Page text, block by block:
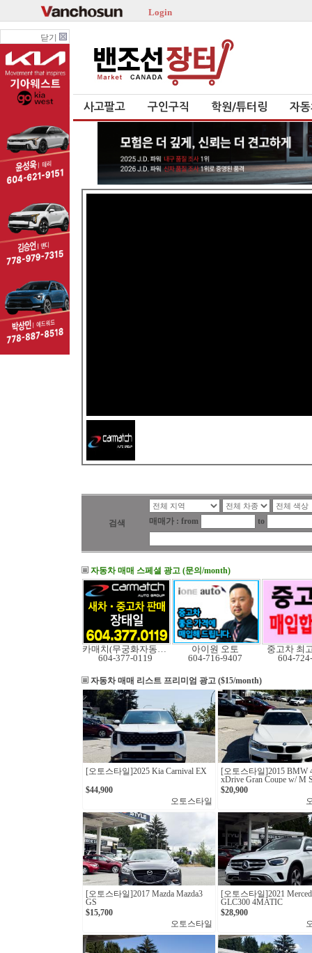
Login
닫기
사고팔고 구인구직 학원/튜터링 자
검색 매매가 : from to
자동차 매매 스페셜 광고 (문의/month)
카매치(무궁화자동차)
604-377-0119
아이원 오토
604-716-9407
중고차 최
604-
자동차 매매 리스트 프리미엄 광고 ($15/month)
[오토스타일]2025 Kia Carnival EX
$44,900
오토스타일
[오토스타일] 2015 BMW
xDrive Gran Coupe w/ M
Package
$20,900
[오토스타일]2017 Mazda Mazda3
GS
$15,700
오토스타일
[오토스타일] 2021
GLC300 4MATIC
$28,900